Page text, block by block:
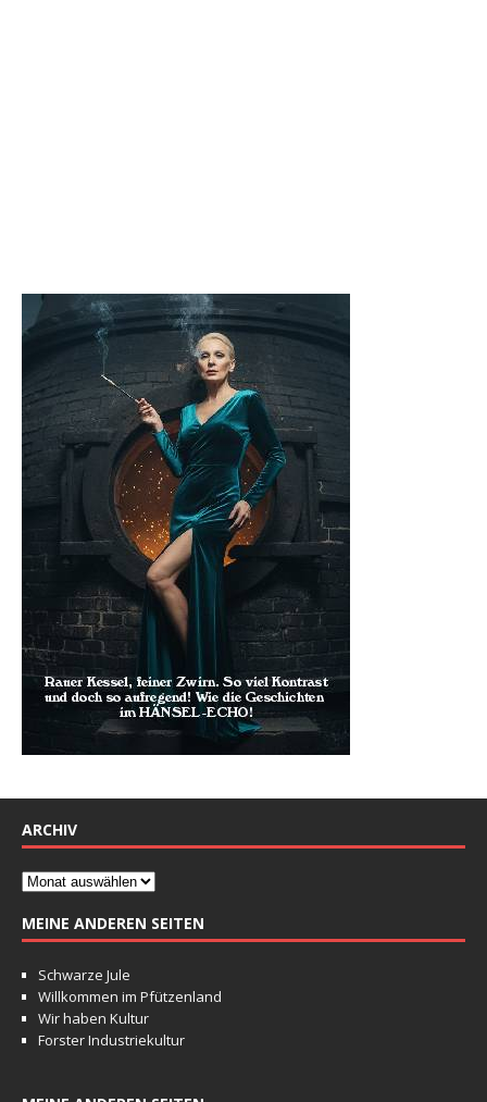
ARCHIV
MEINE ANDEREN SEITEN
Schwarze Jule
Willkommen im Pfützenland
Wir haben Kultur
Forster Industriekultur